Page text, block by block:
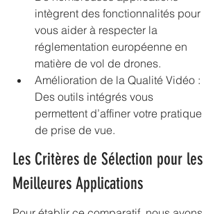
intègrent des fonctionnalités pour
vous aider à respecter la
réglementation européenne en
matière de vol de drones.
Amélioration de la Qualité Vidéo :
Des outils intégrés vous
permettent d’affiner votre pratique
de prise de vue.
Les Critères de Sélection pour les
Meilleures Applications